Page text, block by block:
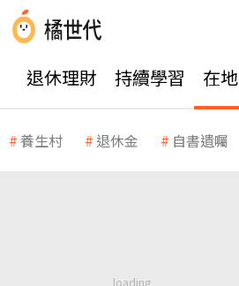
退休理財 持續學習 在
養生村 退休金 自書遺囑